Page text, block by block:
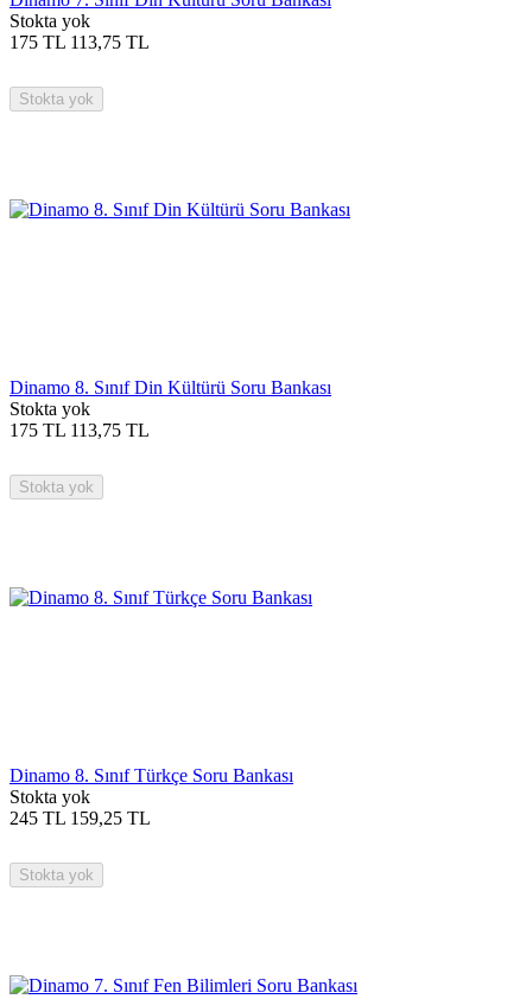
Stokta yok
175 TL 113,75 TL
Stokta yok
Dinamo 8. Sınıf Din Kültürü Soru Bankası
Stokta yok
175 TL 113,75 TL
Stokta yok
Dinamo 8. Sınıf Türkçe Soru Bankası
Stokta yok
245 TL 159,25 TL
Stokta yok